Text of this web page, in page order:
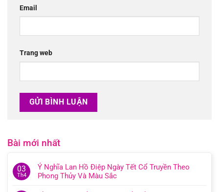
Email
Trang web
Bài mới nhất
03
Th4
Ý Nghĩa Lan Hồ Điệp Ngày Tết Cổ Truyền Theo
Phong Thủy Và Màu Sắc